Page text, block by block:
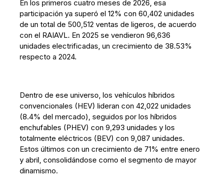
En los primeros cuatro meses de 2026, esa
participación ya superó el 12% con 60,402 unidades
de un total de 500,512 ventas de ligeros, de acuerdo
con el RAIAVL. En 2025 se vendieron 96,636
unidades electrificadas, un crecimiento de 38.53%
respecto a 2024.
Dentro de ese universo, los vehículos híbridos
convencionales (HEV) lideran con 42,022 unidades
(8.4% del mercado), seguidos por los híbridos
enchufables (PHEV) con 9,293 unidades y los
totalmente eléctricos (BEV) con 9,087 unidades.
Estos últimos con un crecimiento de 71% entre enero
y abril, consolidándose como el segmento de mayor
dinamismo.